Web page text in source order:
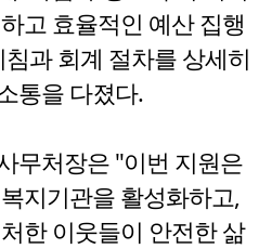
고 효율적인 예산 집행
과 회계 절차를 상세히
통을 다졌다.
무처장은 "이번 지원은
지기관을 활성화하고,
한 이웃들이 안전한 삶